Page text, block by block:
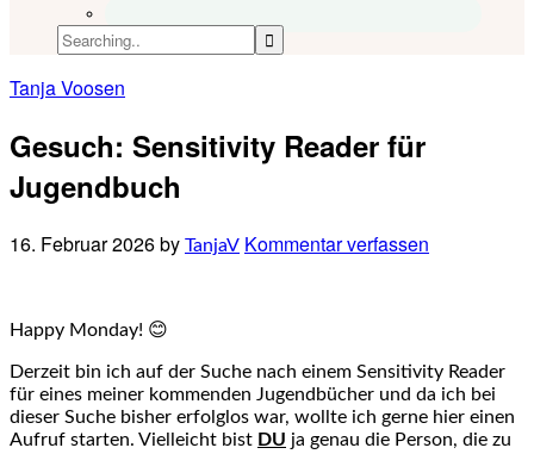
Tanja Voosen
Gesuch: Sensitivity Reader für
Jugendbuch
16. Februar 2026by TanjaV Kommentar verfassen
Happy Monday! 😊
Derzeit bin ich auf der Suche nach einem Sensitivity Reader
für eines meiner kommenden Jugendbücher und da ich bei
dieser Suche bisher erfolglos war, wollte ich gerne hier einen
Aufruf starten. Vielleicht bist DU ja genau die Person, die zu